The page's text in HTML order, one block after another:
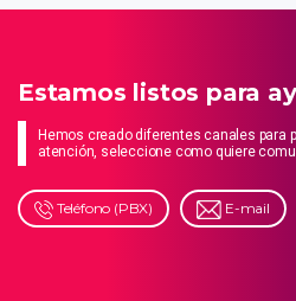
Estamos listos para
Hemos creado diferentes canales para
atención, seleccione como quiere
Teléfono (PBX) E-mail